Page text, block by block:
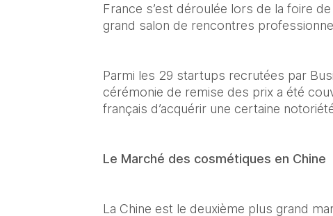
France s’est déroulée lors de la foire
grand salon de rencontres
Parmi les 29 startups recrutées par
cérémonie de remise des prix a été
français d’acquérir une certaine
Le Marché des cosmétiques en Chine
La Chine est le deuxième plus grand